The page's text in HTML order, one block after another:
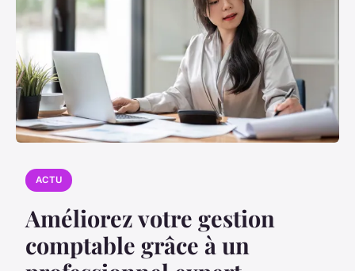
ACTU
Améliorez votre gestion
comptable grâce à un